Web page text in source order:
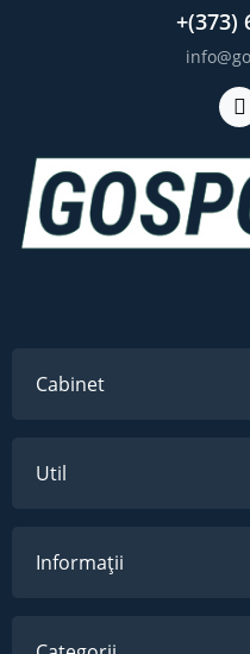
+(373)
Cabinet
Util
Informații